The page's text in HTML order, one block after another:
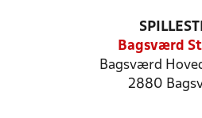
Bagsværd
Bagsværd
2880